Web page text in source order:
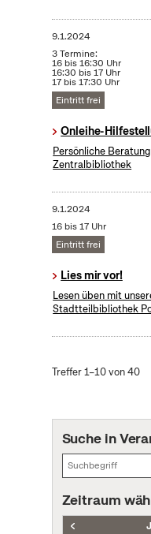
9.1.2024
3 Termine:
16 bis 16:30 Uhr
16:30 bis 17 Uhr
17 bis 17:30 Uhr
Eintritt frei
Onleihe-
Persönliche
Zentralbibliothek
9.1.2024
16 bis 17 Uhr
Eintritt frei
Lies mir vor!
Lesen üben mit
Stadtteilbibliothek
Treffer 1–10 von 40
Suche in
Zeitraum